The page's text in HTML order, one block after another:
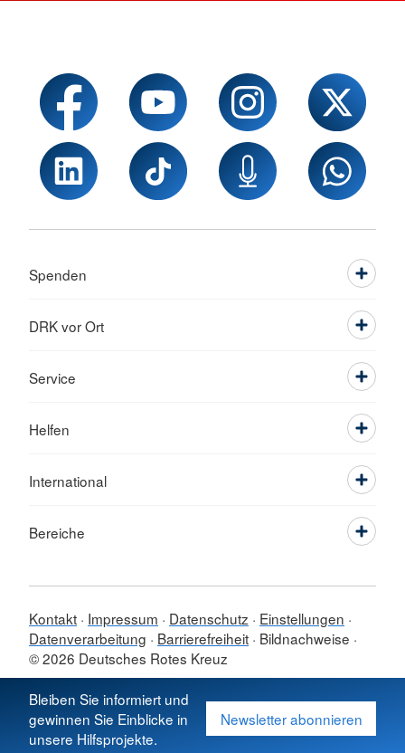
Bleiben Sie informiert und
gewinnen Sie Einblicke in
unsere Hilfsprojekte.
Newsletter abonnieren
Spenden
DRK vor Ort
Service
Helfen
International
Bereiche
Kontakt Impressum Datenschutz
Einstellungen
Datenverarbeitung
Barrierefreiheit Bildnachweise
© 2026 Deutsches Rotes Kreuz
Sprache wechseln zu